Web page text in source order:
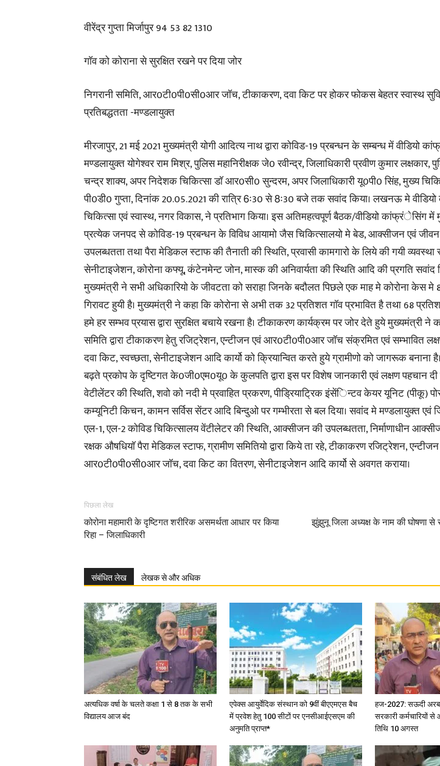
Latest
News
in
Hindi,
Today
News
Paper
वीरेंद्र गुप्ता मिर्जापुर 94 53 82 1310
गाॅव को कोराना से सुरक्षित रखने पर दिया जोर
निगरानी समिति, आर0टी0पी0सी0आर जाॅच, टीकाकरण, दवा किट पर होकर फोकस बेहतर स्वास्थ
प्रतिबद्धतता -मण्डलायुक्त
मीरजापुर, 21 मई 2021 मुख्यमंत्री योगी आदित्य नाथ द्वारा कोविड-19 प्रबन्धन के सम्बन्ध में वीडियो
मण्डलायुक्त योगेश्वर राम मिश्र, पुलिस महानिरीक्षक जे0 रवीन्द्र, जिलाधिकारी प्रवीण कुमार लक्षकार,
चन्द्र शाक्य, अपर निदेशक चिकित्सा डाॅ आर0सी0 सुन्दरम, अपर जिलाधिकारी यू0पी0 सिंह, मुख्य
पी0डी0 गुप्ता, दिनांक 20.05.2021 की रात्रि 6ः30 से 8ः30 बजे तक सवांद किया। लखनऊ मे
चिकित्सा एवं स्वास्थ, नगर विकास, ने प्रतिभाग किया। इस अतिमहत्वपूर्ण बैठक/वीडियो कांफ्रंेसिंग में
प्रत्येक जनपद से कोविड-19 प्रबन्धन के विविध आयामो जैस चिकित्सालयो मे बेड, आक्सीजन एवं
उपलब्धतता तथा पैरा मेडिकल स्टाफ की तैनाती की स्थिति, प्रवासी कामगारो के लिये की गयी व्यवस्था
सेनीटाइजेशन, कोरोना कफ्यू, कंटेनमेन्ट जोन, मास्क की अनिवार्यता की स्थिति आदि की प्रगति सवांद
मुख्यमंत्री ने सभी अधिकारियो के जीवटता को सराहा जिनके बदौलत पिछले एक माह मे कोरोना केस मे
गिरावट हुयी है। मुख्यमंत्री ने कहा कि कोरोना से अभी तक 32 प्रतिशत गाॅव प्रभावित है तथा 68
हमे हर सम्भव प्रयास द्वारा सुरक्षित बचाये रखना है। टीकाकरण कार्यक्रम पर जोर देते हुये मुख्यमंत्री ने
समिति द्वारा टीकाकरण हेतु रजिट्रेशन, एन्टीजन एवं आर0टी0पी0आर जाॅच संक्रमित एवं सम्भावित
दवा किट, स्वच्छता, सेनीटाइजेशन आदि कार्यो को क्रियान्वित करते हुये ग्रामीणो को जागरूक
बढ़ते प्रकोप के दृष्टिगत के0जी0एम0यू0 के कुलपति द्वारा इस पर विशेष जानकारी एवं लक्षण पहचान
वेटीलेंटर की स्थिति, शवो को नदी मे प्रवाहित प्रकरण, पीड्रियाट्रिक इंसेंिन्टव केयर यूनिट (पीकू)
कम्यूनिटी किचन, कामन सर्विस सेंटर आदि बिन्दुओ पर गम्भीरता से बल दिया। सवांद मे मण्डलायुक्त एवं
एल-1, एल-2 कोविड चिकित्सालय वेंटीलेटर की स्थिति, आक्सीजन की उपलब्धतता, निर्माणाधीन
रक्षक औषधियाॅ पैरा मेडिकल स्टाफ, ग्रामीण समितियो द्वारा किये ता रहे, टीकाकरण रजिट्रेशन, एन्टीजन
आर0टी0पी0सी0आर जाॅच, दवा किट का वितरण, सेनीटाइजेशन आदि कार्यो से अवगत कराया।
पिछला लेख
कोरोना महामारी के दृष्टिगत शरीरिक असमर्थता आधार पर किया
रिहा – जिलाधिकारी
झुंझुनू जिला अध्यक्ष के नाम की घोषणा से
संबंधित लेख लेखक से और अधिक
अत्यधिक वर्षा के चलते कक्षा 1 से 8 तक के सभी
विद्यालय आज बंद
एपेक्स आयुर्वेदिक संस्थान को 9वीं बीएएमएस बैच
में प्रवेश हेतु 100 सीटों पर एनसीआईएसएम की
अनुमति प्राप्त*
हज-2027: सऊदी अरब
सरकारी कर्मचारियों
तिथि 10 अगस्त